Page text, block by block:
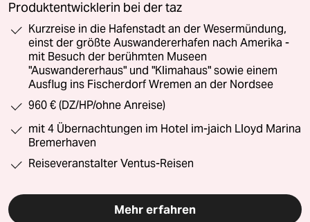
Produktentwicklerin bei der taz
Kurzreise in die Hafenstadt an der Wesermündung,
einst der größte Auswandererhafen nach Amerika -
mit Besuch der berühmten Museen
"Auswandererhaus" und "Klimahaus" sowie einem
Ausflug ins Fischerdorf Wremen an der Nordsee
960 € (DZ/HP/ohne Anreise)
mit 4 Übernachtungen im Hotel im-jaich Lloyd Marina
Bremerhaven
Reiseveranstalter Ventus-Reisen
Mehr erfahren